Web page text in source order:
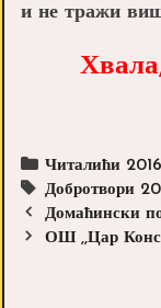
и не тражи
Categories
Читалићи
Tags
Добротвори
Post
navigation
Домаћински
ОШ ,,Цар